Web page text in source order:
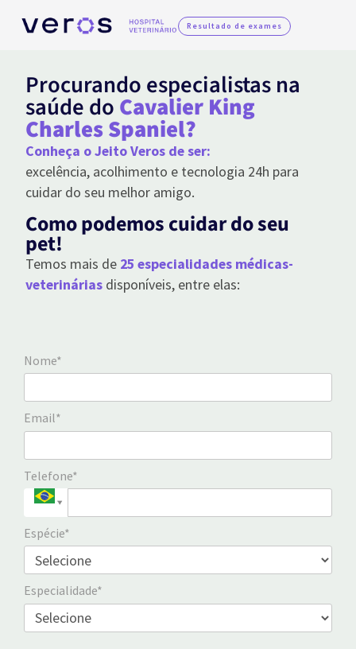
Resultado de exames
Procurando especialistas na
saúde do Cavalier King
Charles Spaniel?
Conheça o Jeito Veros de ser:
excelência, acolhimento e tecnologia 24h para
cuidar do seu melhor amigo.
Como podemos cuidar do seu
pet!
Temos mais de 25 especialidades médicas-
veterinárias disponíveis, entre elas:
Nome*
Email*
Telefone*
Espécie*
Especialidade*